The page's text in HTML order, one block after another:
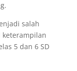
salah
keterampilan
5 dan 6 SD